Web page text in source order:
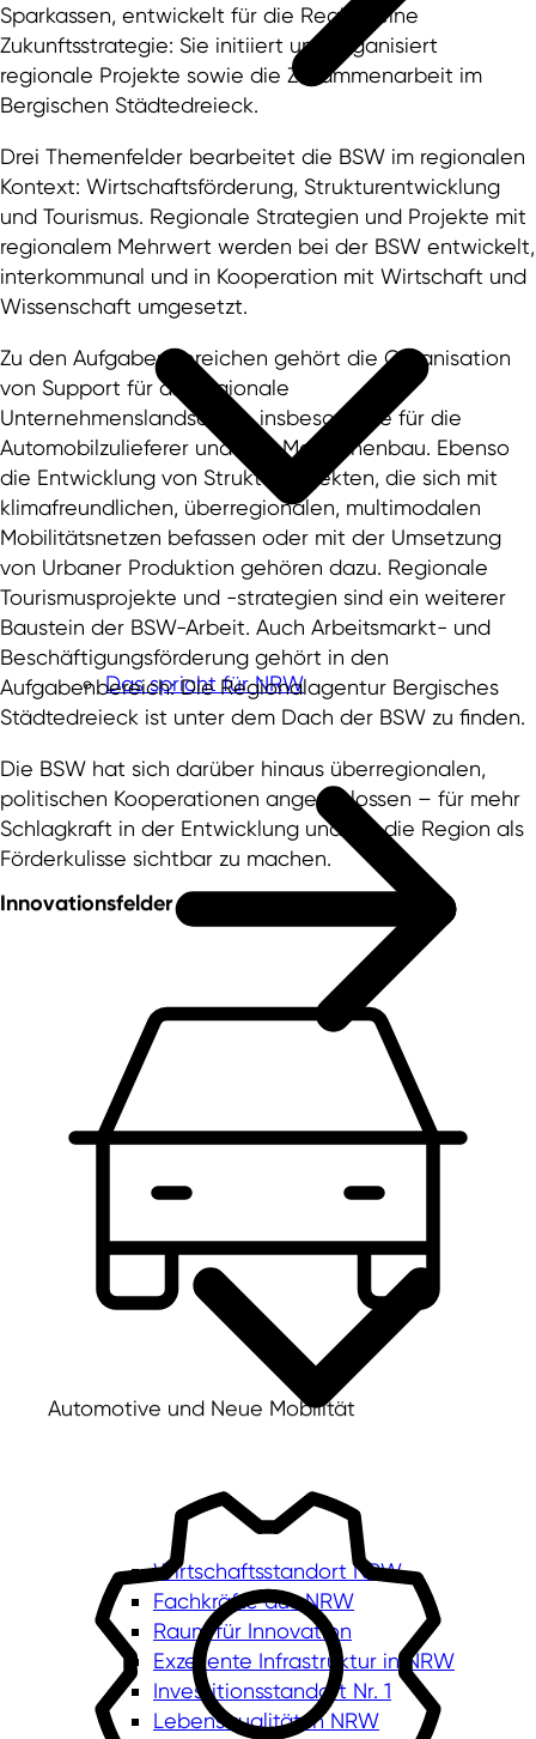
Das spricht für NRW
Wirtschaftsstandort NRW
Fachkräfte aus NRW
Raum für Innovation
Exzellente Infrastruktur in NRW
Investitionsstandort Nr. 1
Lebensqualität in NRW
Sparkassen, entwickelt für die Region eine
Zukunftsstrategie: Sie initiiert und organisiert
regionale Projekte sowie die Zusammenarbeit im
Bergischen Städtedreieck.
Drei Themenfelder bearbeitet die BSW im regionalen
Kontext: Wirtschaftsförderung, Strukturentwicklung
und Tourismus. Regionale Strategien und Projekte mit
regionalem Mehrwert werden bei der BSW entwickelt,
interkommunal und in Kooperation mit Wirtschaft und
Wissenschaft umgesetzt.
Zu den Aufgabenbereichen gehört die Organisation
von Support für die regionale
Unternehmenslandschaft, insbesondere für die
Automobilzulieferer und den Maschinenbau. Ebenso
die Entwicklung von Strukturprojekten, die sich mit
klimafreundlichen, überregionalen, multimodalen
Mobilitätsnetzen befassen oder mit der Umsetzung
von Urbaner Produktion gehören dazu. Regionale
Tourismusprojekte und -strategien sind ein weiterer
Baustein der BSW-Arbeit. Auch Arbeitsmarkt- und
Beschäftigungsförderung gehört in den
Aufgabenbereich: Die Regionalagentur Bergisches
Städtedreieck ist unter dem Dach der BSW zu finden.
Die BSW hat sich darüber hinaus überregionalen,
politischen Kooperationen angeschlossen – für mehr
Schlagkraft in der Entwicklung und um die Region als
Förderkulisse sichtbar zu machen.
Innovationsfelder
Automotive und Neue Mobilität